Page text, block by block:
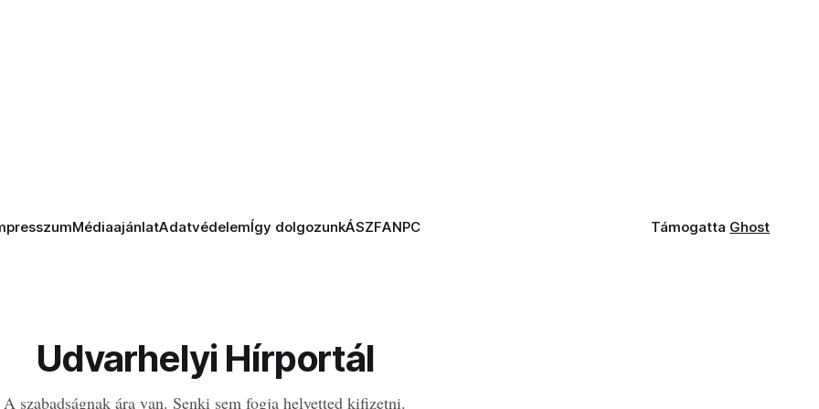
MédiaajánlatAdatvédelemÍgy dolgozunkÁSZFANPC Támogatta Ghost
Udvarhelyi Hírportál
A szabadságnak ára van. Senki sem fogja helyetted kifizetni.